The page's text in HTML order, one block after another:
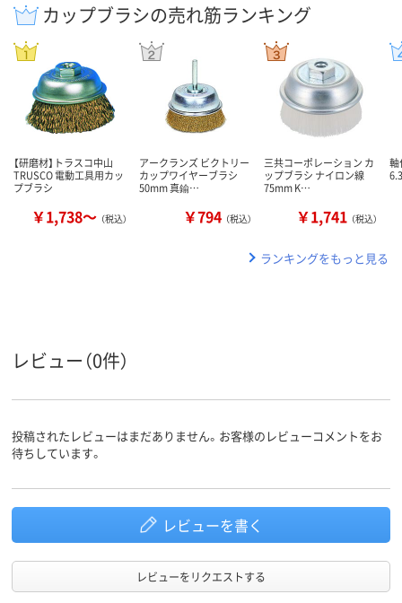
カップブラシの売れ筋ランキング
【研磨材】トラスコ中山
TRUSCO 電動工具用カッ
プブラシ
￥1,738～ （税込）
アークランズ ビクトリー
カップワイヤーブラシ
50mm 真鍮…
￥794 （税込）
三共コーポレーション カ
ップブラシ ナイロン線
75mm K…
￥1,741 （税込）
軸
ランキングをもっと見る
レビュー（0件）
投稿されたレビューはまだありません。お客様のレビューコメントをお
待ちしています。
レビューを書く
レビューをリクエストする